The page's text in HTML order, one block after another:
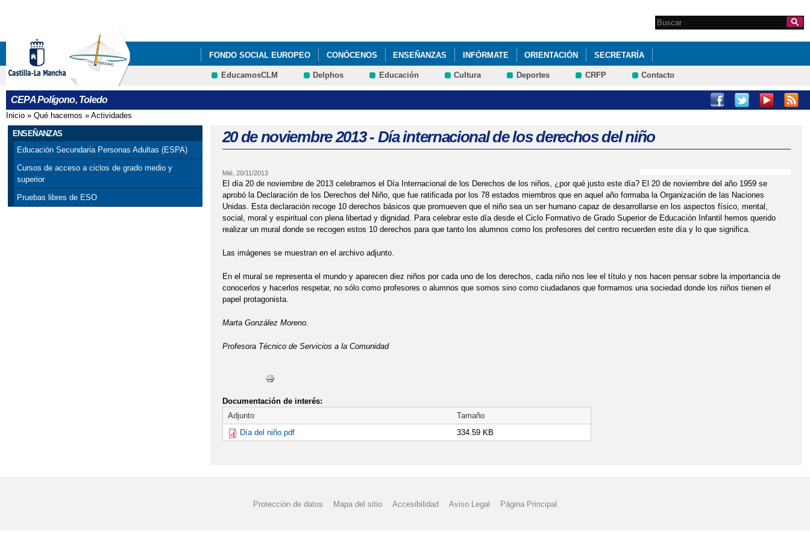
Formulario de
Search this site
FONDO SOCIAL EUROPEO CONÓCENOS ENSEÑANZAS INFÓRMATE ORIENTACIÓN SECRETARÍA
EducamosCLM Delphos Educación Cultura Deportes CRFP Contacto
CEPA Polígono, Toledo
Se encuentra usted aquí
Inicio » Qué hacemos » Actividades
ENSEÑANZAS
Educación Secundaria Personas Adultas (ESPA)
Cursos de acceso a ciclos de grado medio y
superior
Pruebas libres de ESO
20 de noviembre 2013 - Día internacional de los derechos del niño
Mié, 20/11/2013
El día 20 de noviembre de 2013 celebramos el Día Internacional de los Derechos de los niños, ¿por qué justo este día? El 20 de noviembre del año 1959 se
aprobó la Declaración de los Derechos del Niño, que fue ratificada por los 78 estados miembros que en aquel año formaba la Organización de las Naciones
Unidas. Esta declaración recoge 10 derechos básicos que promueven que el niño sea un ser humano capaz de desarrollarse en los aspectos físico, mental,
social, moral y espiritual con plena libertad y dignidad. Para celebrar este día desde el Ciclo Formativo de Grado Superior de Educación Infantil hemos querido
realizar un mural donde se recogen estos 10 derechos para que tanto los alumnos como los profesores del centro recuerden este día y lo que significa.
Las imágenes se muestran en el archivo adjunto.
En el mural se representa el mundo y aparecen diez niños por cada uno de los derechos, cada niño nos lee el título y nos hacen pensar sobre la importancia de
conocerlos y hacerlos respetar, no sólo como profesores o alumnos que somos sino como ciudadanos que formamos una sociedad donde los niños tienen el
papel protagonista.
Marta González Moreno.
Profesora Técnico de Servicios a la Comunidad
Documentación de interés:
Adjunto
Tamaño
Día del niño.pdf
334.59 KB
Protección de datos Mapa del sitio Accesibilidad Aviso Legal Página Principal